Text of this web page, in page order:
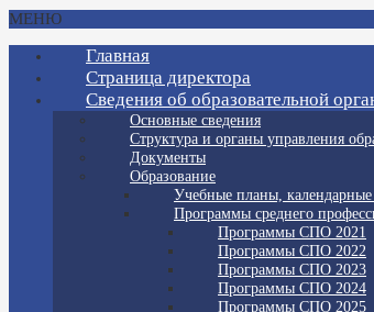
МЕНЮ
Главная
Страница директора
Сведения об образовательной
Основные сведения
Структура и органы управления
Документы
Образование
Учебные планы,
Программы среднего
Программы СПО 2021
Программы СПО 2022
Программы СПО 2023
Программы СПО 2024
Программы СПО 2025